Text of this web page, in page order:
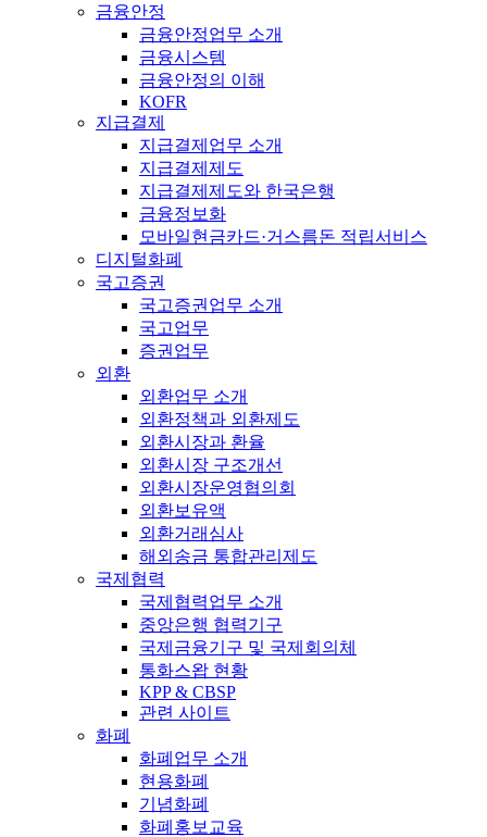
금융안정
금융안정업무 소개
금융시스템
금융안정의 이해
KOFR
지급결제
지급결제업무 소개
지급결제제도
지급결제제도와 한국은행
금융정보화
모바일현금카드·거스름돈 적립서비스
디지털화폐
국고증권
국고증권업무 소개
국고업무
증권업무
외환
외환업무 소개
외환정책과 외환제도
외환시장과 환율
외환시장 구조개선
외환시장운영협의회
외환보유액
외환거래심사
해외송금 통합관리제도
국제협력
국제협력업무 소개
중앙은행 협력기구
국제금융기구 및 국제회의체
통화스왑 현황
KPP & CBSP
관련 사이트
화폐
화폐업무 소개
현용화폐
기념화폐
화폐홍보교육